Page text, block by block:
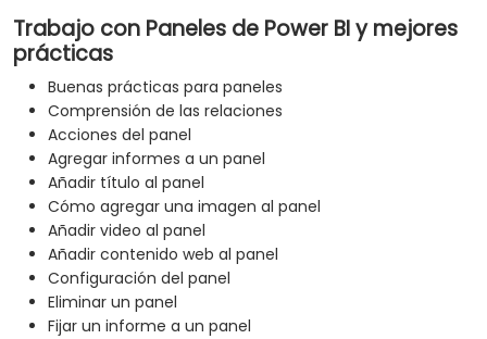
Trabajo con Paneles de Power BI y mejores
prácticas
Buenas prácticas para paneles
Comprensión de las relaciones
Acciones del panel
Agregar informes a un panel
Añadir título al panel
Cómo agregar una imagen al panel
Añadir video al panel
Añadir contenido web al panel
Configuración del panel
Eliminar un panel
Fijar un informe a un panel